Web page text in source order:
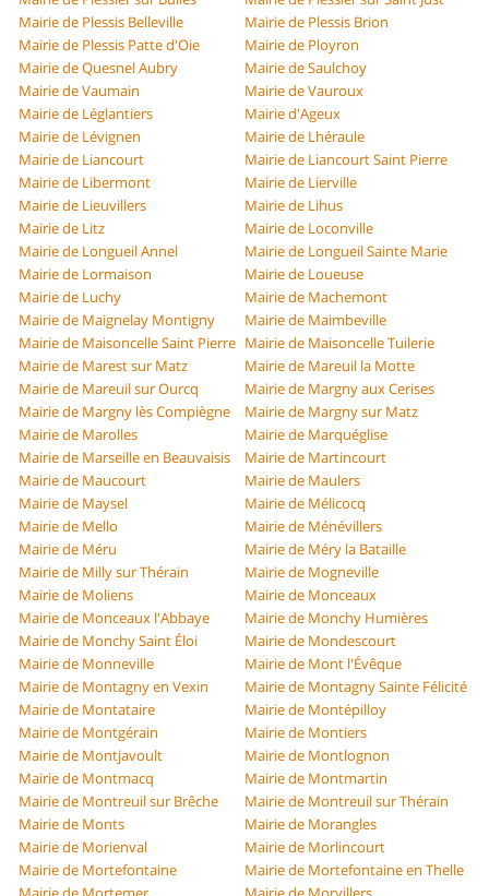
Mairie de Plessis Belleville
Mairie de Plessis Brion
Mairie de Plessis Patte d'Oie
Mairie de Ployron
Mairie de Quesnel Aubry
Mairie de Saulchoy
Mairie de Vaumain
Mairie de Vauroux
Mairie de Léglantiers
Mairie d'Ageux
Mairie de Lévignen
Mairie de Lhéraule
Mairie de Liancourt
Mairie de Liancourt Saint Pierre
Mairie de Libermont
Mairie de Lierville
Mairie de Lieuvillers
Mairie de Lihus
Mairie de Litz
Mairie de Loconville
Mairie de Longueil Annel
Mairie de Longueil Sainte Marie
Mairie de Lormaison
Mairie de Loueuse
Mairie de Luchy
Mairie de Machemont
Mairie de Maignelay Montigny
Mairie de Maimbeville
Mairie de Maisoncelle Saint Pierre Mairie de Maisoncelle Tuilerie
Mairie de Marest sur Matz
Mairie de Mareuil la Motte
Mairie de Mareuil sur Ourcq
Mairie de Margny aux Cerises
Mairie de Margny lès Compiègne
Mairie de Margny sur Matz
Mairie de Marolles
Mairie de Marquéglise
Mairie de Marseille en Beauvaisis
Mairie de Martincourt
Mairie de Maucourt
Mairie de Maulers
Mairie de Maysel
Mairie de Mélicocq
Mairie de Mello
Mairie de Ménévillers
Mairie de Méru
Mairie de Méry la Bataille
Mairie de Milly sur Thérain
Mairie de Mogneville
Mairie de Moliens
Mairie de Monceaux
Mairie de Monceaux l'Abbaye
Mairie de Monchy Humières
Mairie de Monchy Saint Éloi
Mairie de Mondescourt
Mairie de Monneville
Mairie de Mont l'Évêque
Mairie de Montagny en Vexin
Mairie de Montagny Sainte Félicité
Mairie de Montataire
Mairie de Montépilloy
Mairie de Montgérain
Mairie de Montiers
Mairie de Montjavoult
Mairie de Montlognon
Mairie de Montmacq
Mairie de Montmartin
Mairie de Montreuil sur Brêche
Mairie de Montreuil sur Thérain
Mairie de Monts
Mairie de Morangles
Mairie de Morienval
Mairie de Morlincourt
Mairie de Mortefontaine
Mairie de Mortefontaine en Thelle